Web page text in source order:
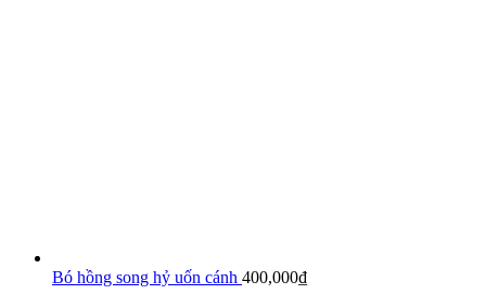
Bó hồng song hỷ uốn cánh 400,000₫